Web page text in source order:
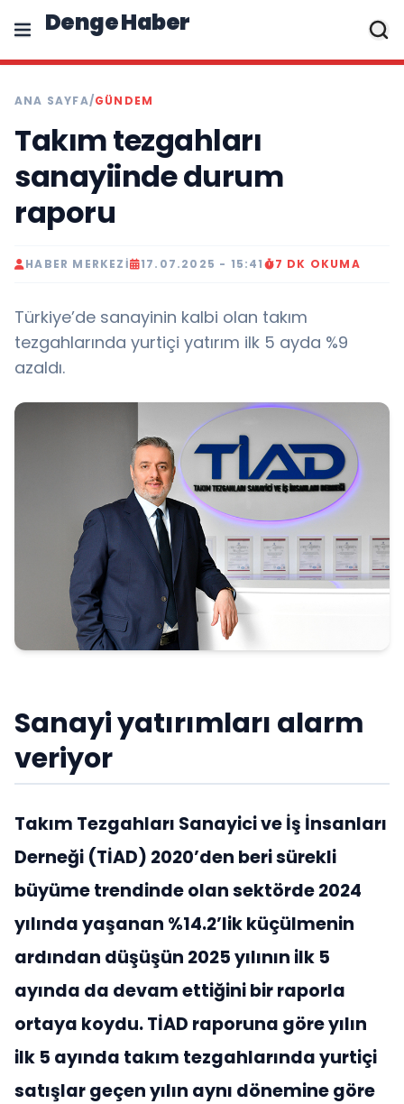
Denge Haber
ANA SAYFA/GÜNDEM
Takım tezgahları
sanayiinde durum
raporu
HABER MERKEZI 17.07.2025 - 15:41 7 DK OKUMA
Türkiye’de sanayinin kalbi olan takım
tezgahlarında yurtiçi yatırım ilk 5 ayda %9
azaldı.
Sanayi yatırımları alarm
veriyor
Takım Tezgahları Sanayici ve İş İnsanları
Derneği (TİAD) 2020’den beri sürekli
büyüme trendinde olan sektörde 2024
yılında yaşanan %14.2’lik küçülmenin
ardından düşüşün 2025 yılının ilk 5
ayında da devam ettiğini bir raporla
ortaya koydu. TİAD raporuna göre yılın
ilk 5 ayında takım tezgahlarında yurtiçi
satışlar geçen yılın aynı dönemine göre